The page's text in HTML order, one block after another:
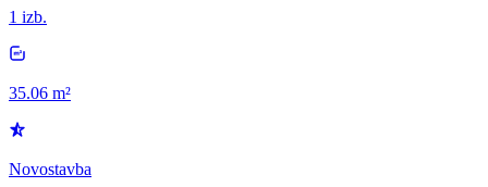
1 izb.
35.06 m²
Novostavba